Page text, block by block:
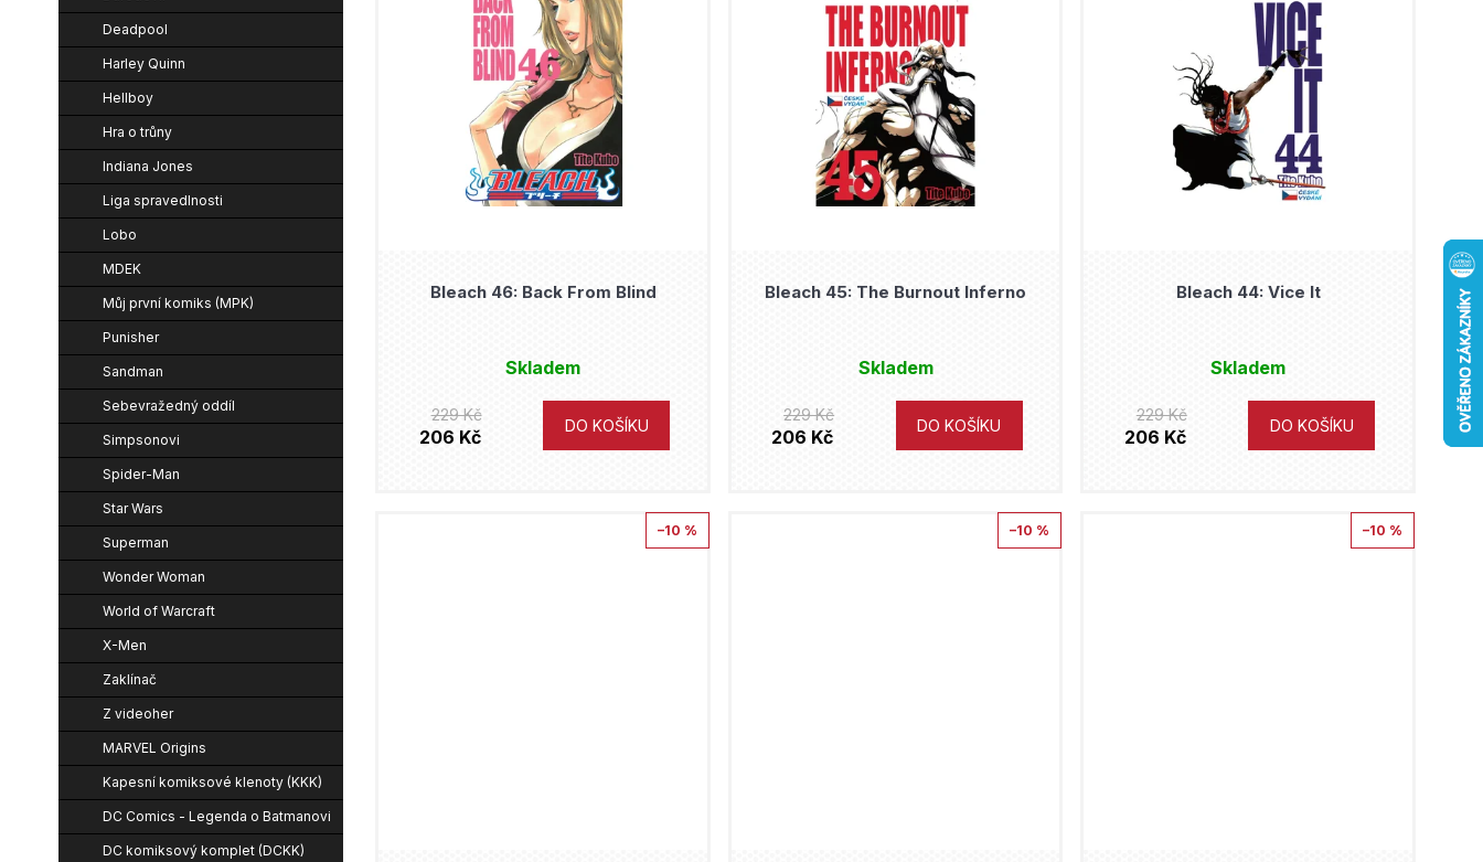
n
í
p
a
Deadpool
Harley Quinn
Hellboy
Hra o trůny
Indiana Jones
Liga spravedlnosti
Lobo
MDEK
Můj první komiks (MPK)
Punisher
Sandman
Sebevražedný oddíl
Simpsonovi
Spider-Man
Star Wars
Superman
Wonder Woman
World of Warcraft
X-Men
Zaklínač
Z videoher
MARVEL Origins
Kapesní komiksové klenoty (KKK)
DC Comics - Legenda o Batmanovi
DC komiksový komplet (DCKK)
Bleach 46: Back From Blind
Skladem
229 Kč
206 Kč
DO KOŠÍKU
Bleach 45: The Burnout Inferno
Skladem
229 Kč
206 Kč
DO KOŠÍKU
Bleach 44: Vice It
Skladem
229 Kč
206 Kč
DO KOŠÍKU
–10 % –10 % –10 %